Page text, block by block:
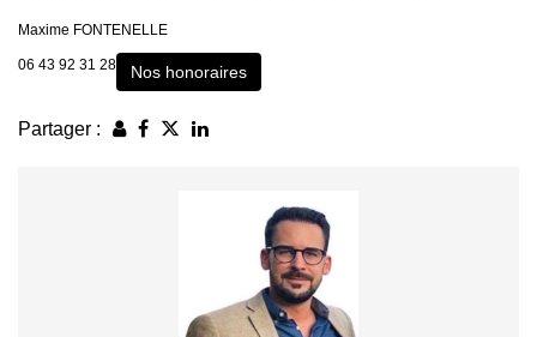
Maxime FONTENELLE
06 43 92 31 28 Nos honoraires
Partager :